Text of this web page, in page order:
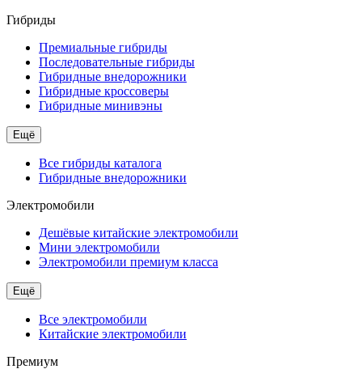
Гибриды
Премиальные гибриды
Последовательные гибриды
Гибридные внедорожники
Гибридные кроссоверы
Гибридные минивэны
Ещё
Все гибриды каталога
Гибридные внедорожники
Электромобили
Дешёвые китайские электромобили
Мини электромобили
Электромобили премиум класса
Ещё
Все электромобили
Китайские электромобили
Премиум